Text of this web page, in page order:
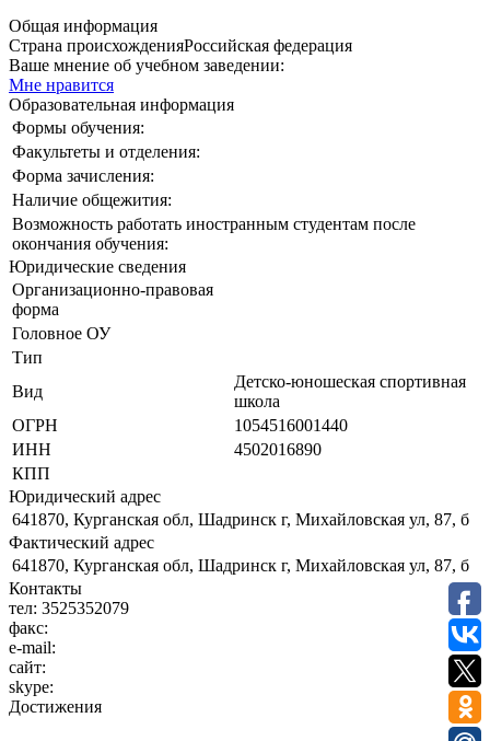
Общая информация
Страна происхожденияРоссийская федерация
Ваше мнение об учебном заведении:
Мне нравится
Образовательная информация
Формы обучения:
Факультеты и отделения:
Форма зачисления:
Наличие общежития:
Возможность работать иностранным студентам после
окончания обучения:
Юридические сведения
Организационно-правовая
форма
Головное ОУ
Тип
Вид
Детско-юношеская спортивная
школа
ОГРН
1054516001440
ИНН
4502016890
КПП
Юридический адрес
641870, Курганская обл, Шадринск г, Михайловская ул, 87, б
Фактический адрес
641870, Курганская обл, Шадринск г, Михайловская ул, 87, б
Контакты
тел: 3525352079
факс:
e-mail:
сайт:
skype:
Достижения